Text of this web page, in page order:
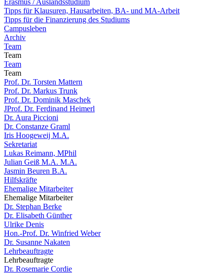
Erasmus / Auslandsstudium
Tipps für Klausuren, Hausarbeiten, BA- und MA-Arbeit
Tipps für die Finanzierung des Studiums
Campusleben
Archiv
Team
Team
Team
Team
Prof. Dr. Torsten Mattern
Prof. Dr. Markus Trunk
Prof. Dr. Dominik Maschek
JProf. Dr. Ferdinand Heimerl
Dr. Aura Piccioni
Dr. Constanze Graml
Iris Hoogeweij M.A.
Sekretariat
Lukas Reimann, MPhil
Julian Geiß M.A. M.A.
Jasmin Beuren B.A.
Hilfskräfte
Ehemalige Mitarbeiter
Ehemalige Mitarbeiter
Dr. Stephan Berke
Dr. Elisabeth Günther
Ulrike Denis
Hon.-Prof. Dr. Winfried Weber
Dr. Susanne Nakaten
Lehrbeauftragte
Lehrbeauftragte
Dr. Rosemarie Cordie